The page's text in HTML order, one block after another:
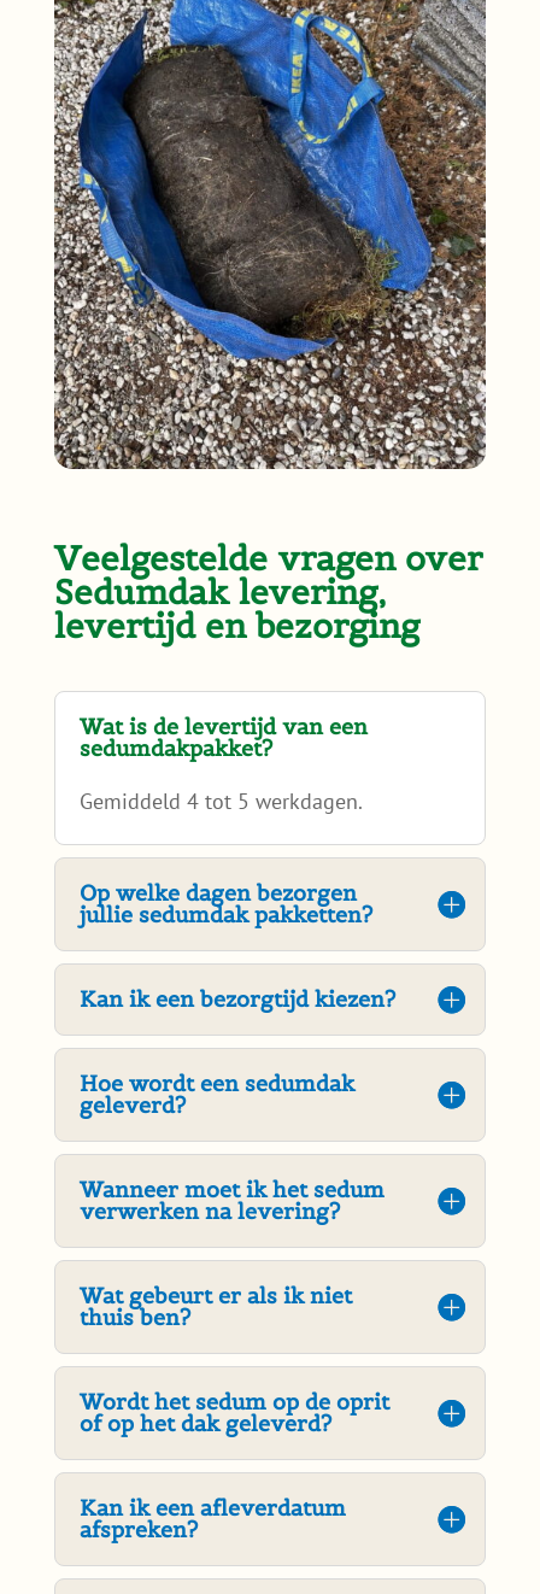
Veelgestelde vragen over
Sedumdak levering,
levertijd en bezorging
Wat is de levertijd van een
sedumdakpakket?
Gemiddeld 4 tot 5 werkdagen.
Op welke dagen bezorgen
jullie sedumdak pakketten?
Kan ik een bezorgtijd kiezen?
Hoe wordt een sedumdak
geleverd?
Wanneer moet ik het sedum
verwerken na levering?
Wat gebeurt er als ik niet
thuis ben?
Wordt het sedum op de oprit
of op het dak geleverd?
Kan ik een afleverdatum
afspreken?